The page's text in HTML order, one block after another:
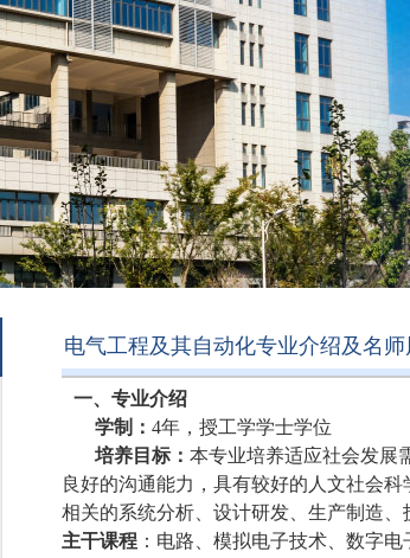
电气工程及其自动化专业介绍及名
一、 专业介绍
学制： 4年，授工学学士学位
培养目标： 本专业培养适应社会发展
良好的沟通能力，具有较好的人文社会
相关的系统分析、设计研发、生产制造、
主干课程 ：电路、模拟电子技术、数字